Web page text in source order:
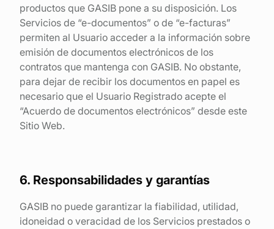
productos que GASIB pone a su disposición. Los
Servicios de “e-documentos” o de “e-facturas”
permiten al Usuario acceder a la información sobre
emisión de documentos electrónicos de los
contratos que mantenga con GASIB. No obstante,
para dejar de recibir los documentos en papel es
necesario que el Usuario Registrado acepte el
“Acuerdo de documentos electrónicos” desde este
Sitio Web.
6. Responsabilidades y garantías
GASIB no puede garantizar la fiabilidad, utilidad,
idoneidad o veracidad de los Servicios prestados o